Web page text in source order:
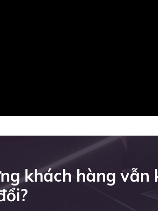
khách hàng vẫn